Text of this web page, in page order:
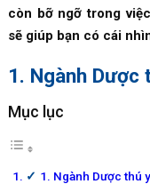
còn bỡ ngỡ trong
sẽ giúp bạn có cái
1. Ngành Dược
Mục lục
1. Ngành Dược thú